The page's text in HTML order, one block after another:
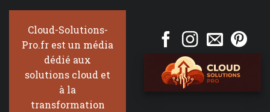
Cloud-Solutions-
Pro.fr est un média
dédié aux
solutions cloud et
à la
transformation